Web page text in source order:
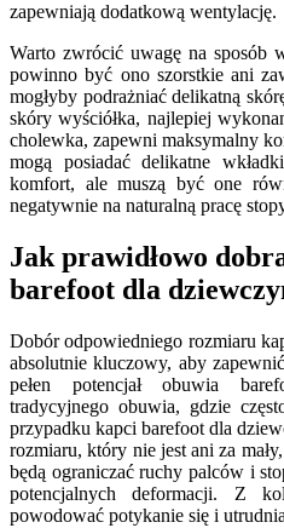
zapewniają dodatkową wentylację.
Warto zwrócić uwagę na sposób
powinno być ono szorstkie ani
mogłyby podrażniać delikatną
skóry wyściółka, najlepiej
cholewka, zapewni maksymalny
mogą posiadać delikatne
komfort, ale muszą być one
negatywnie na naturalną pracę
Jak prawidłowo
barefoot dla
Dobór odpowiedniego rozmiaru
absolutnie kluczowy, aby
pełen potencjał obuwia
tradycyjnego obuwia, gdzie
przypadku kapci barefoot dla
rozmiaru, który nie jest ani za
będą ograniczać ruchy palców i
potencjalnych deformacji. Z
powodować potykanie się i